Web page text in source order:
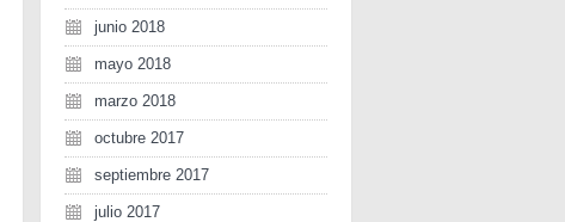
junio 2018
mayo 2018
marzo 2018
octubre 2017
septiembre 2017
julio 2017